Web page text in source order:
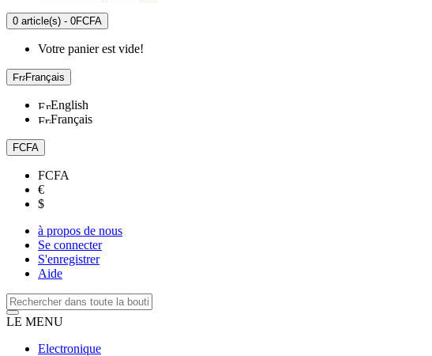
0 article(s) - 0FCFA
Votre panier est vide!
Français
English
Français
FCFA
FCFA
€
$
à propos de nous
Se connecter
S'enregistrer
Aide
LE MENU
Electronique